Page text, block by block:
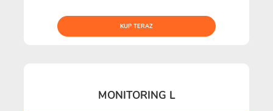
KUP TERAZ
MONITORING L